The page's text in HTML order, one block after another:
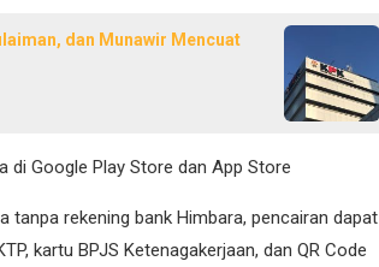
dan Munawir Mencuat
di Google Play Store dan App Store
rekening bank Himbara, pencairan dapat
kartu BPJS Ketenagakerjaan, dan QR Code